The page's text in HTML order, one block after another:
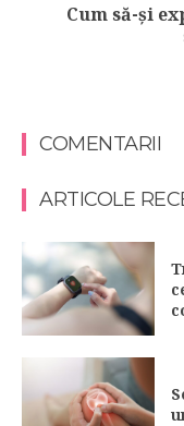
Cum să-şi
COMENTARII
ARTICOLE